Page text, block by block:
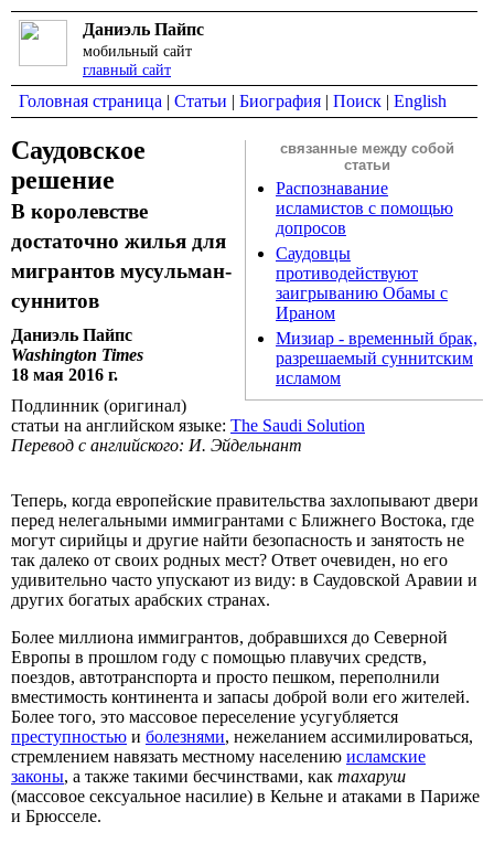
Даниэль Пайпс
мобильный сайт
главный сайт
Головная страница | Статьи | Биография | Поиск | English
связанные между собой
статьи
Распознавание
исламистов с помощью
допросов
Саудовцы
противодействуют
заигрыванию Обамы с
Ираном
Мизиар - временный брак,
разрешаемый суннитским
исламом
Саудовское
решение
В королевстве
достаточно жилья для
мигрантов мусульман-
суннитов
Даниэль Пайпс
Washington Times
18 мая 2016 г.
Подлинник (оригинал)
статьи на английском языке: The Saudi Solution
Перевод с английского: И. Эйдельнант
Теперь, когда европейские правительства захлопывают двери
перед нелегальными иммигрантами с Ближнего Востока, где
могут сирийцы и другие найти безопасность и занятость не
так далеко от своих родных мест? Ответ очевиден, но его
удивительно часто упускают из виду: в Саудовской Аравии и
других богатых арабских странах.
Более миллиона иммигрантов, добравшихся до Северной
Европы в прошлом году с помощью плавучих средств,
поездов, автотранспорта и просто пешком, переполнили
вместимость континента и запасы доброй воли его жителей.
Более того, это массовое переселение усугубляется
преступностью и болезнями, нежеланием ассимилироваться,
стремлением навязать местному населению исламские
законы, а также такими бесчинствами, как тахаруш
(массовое сексуальное насилие) в Кельне и атаками в Париже
и Брюсселе.